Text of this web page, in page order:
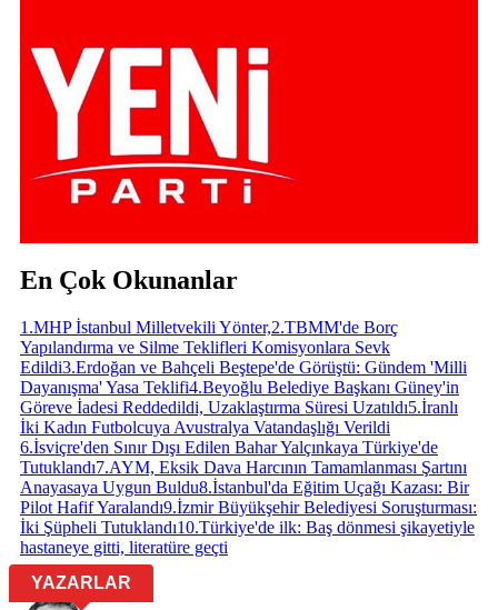
En Çok Okunanlar
1 .MHP İstanbul Milletvekili Yönter,2.TBMM'de Borç
Yapılandırma ve Silme Teklifleri Komisyonlara Sevk
Edildi3.Erdoğan ve Bahçeli Beştepe'de Görüştü: Gündem 'Milli
Dayanışma' Yasa Teklifi4.Beyoğlu Belediye Başkanı Güney'in
Göreve İadesi Reddedildi, Uzaklaştırma Süresi Uzatıldı5.İranlı
İki Kadın Futbolcuya Avustralya Vatandaşlığı Verildi
6.İsviçre'den Sınır Dışı Edilen Bahar Yalçınkaya Türkiye'de
Tutuklandı7.AYM, Eksik Dava Harcının Tamamlanması Şartını
Anayasaya Uygun Buldu8.İstanbul'da Eğitim Uçağı Kazası: Bir
Pilot Hafif Yaralandı9.İzmir Büyükşehir Belediyesi Soruşturması:
İki Şüpheli Tutuklandı10.Türkiye'de ilk: Baş dönmesi şikayetiyle
hastaneye gitti, literatüre geçti
YAZARLAR